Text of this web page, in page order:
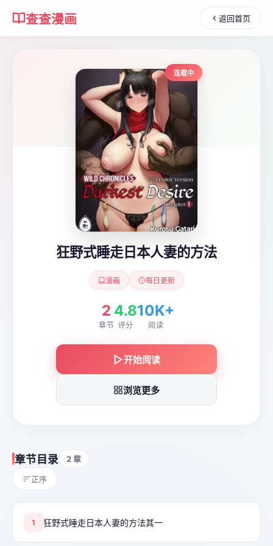
查查漫画 返回首页
连载中
狂野式睡走日本人妻的方法
漫画 每日更新
2
章节
4.8
评分
10K+
阅读
开始阅读
浏览更多
章节目录 2 章
正序
1 狂野式睡走日本人妻的方法其一